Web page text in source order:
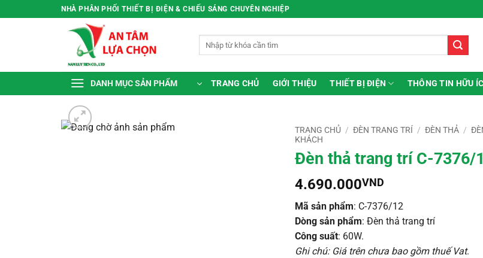
qua
NHÀ PHÂN PHỐI THIẾT BỊ ĐIỆN & CHIẾU SÁNG CHUYÊN NGHIỆP
DANH MỤC SẢN PHẨM TRANG CHỦ GIỚI THIỆU THIẾT BỊ ĐIỆN THÔNG TIN HỮU
TRANG CHỦ / ĐÈN TRANG TRÍ / ĐÈN THẢ /
KHÁCH
Đèn thả trang trí C-7376/
4.690.000VND
Mã sản phẩm: C-7376/12
Dòng sản phẩm: Đèn thả trang trí
Công suất: 60W.
Ghi chú: Giá trên chưa bao gồm thuế Vat.